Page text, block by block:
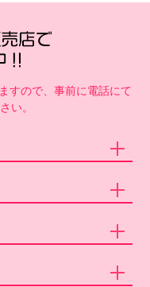
すので、事前に電話にて
い。